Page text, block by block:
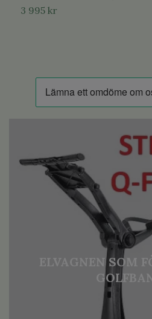
ELVAGNEN SOM
3 995 kr